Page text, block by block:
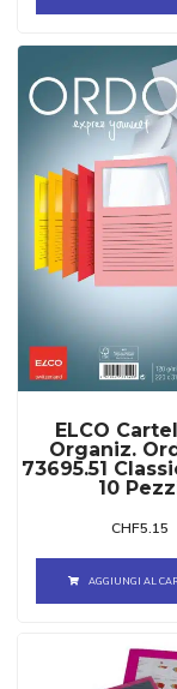
ELCO
Organiz.
73695.51
10
CHF5.15
AGGIUNGI AL